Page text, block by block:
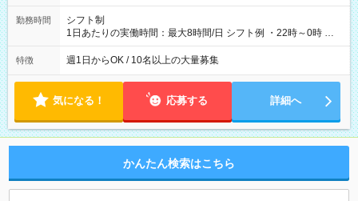
勤務時間
シフト制
1日あたりの実働時間：最大8時間/日 シフト例 ・22時～0時 入
社後、就業可能シフトをご確認の上、申請してください。
特徴 週1日からOK / 10名以上の大量募集
気になる！ 応募する 詳細へ
かんたん検索はこちら